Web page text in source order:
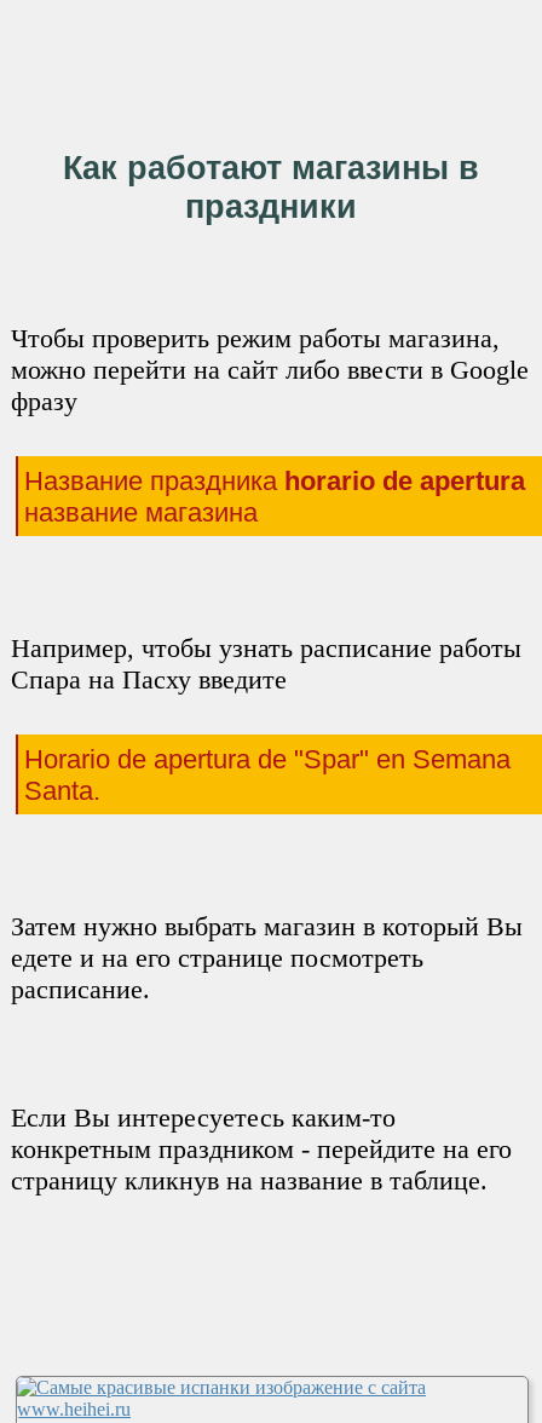
Как работают магазины в
праздники
Чтобы проверить режим работы магазина,
можно перейти на сайт либо ввести в Google
фразу
Название праздника horario de apertura
название магазина
Например, чтобы узнать расписание работы
Спара на Пасху введите
Horario de apertura de "Spar" en Semana
Santa.
Затем нужно выбрать магазин в который Вы
едете и на его странице посмотреть
расписание.
Если Вы интересуетесь каким-то
конкретным праздником - перейдите на его
страницу кликнув на название в таблице.